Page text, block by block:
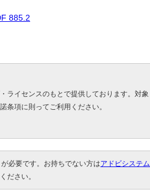
885.2
ライセンスのもとで提供しております。対象
条項に則ってご利用ください。
必要です。お持ちでない方はアドビシステム
ださい。